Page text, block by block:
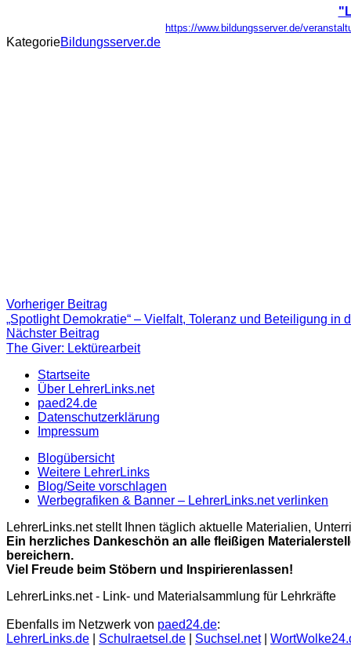
https://www.bildungsserver.de/
KategorieBildungsserver.de
Beitragsnavigation
Vorheriger Beitrag
Beitrag:
„Spotlight Demokratie“ – Vielfalt, Toleranz und Beteiligung in
Nächster Beitrag
Beitrag
The Giver: Lektürearbeit
Startseite
Über LehrerLinks.net
paed24.de
Datenschutzerklärung
Impressum
Blogübersicht
Weitere LehrerLinks
Blog/Seite vorschlagen
Werbegrafiken & Banner – LehrerLinks.net verlinken
LehrerLinks.net stellt Ihnen täglich aktuelle Materialien,
Ein herzliches Dankeschön an alle fleißigen
bereichern.
Viel Freude beim Stöbern und Inspirierenlassen!
LehrerLinks.net - Link- und Materialsammlung für Lehrkräfte
Ebenfalls im Netzwerk von paed24.de:
LehrerLinks.de
Schulraetsel.de Suchsel.net|